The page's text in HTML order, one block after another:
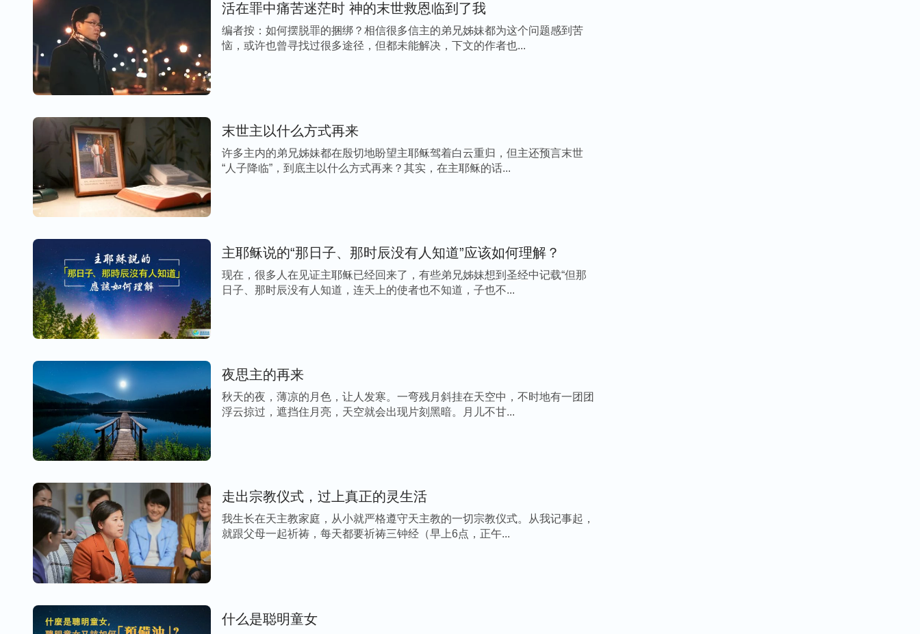
活在罪中痛苦迷茫时 神的末世救恩临到了我
编者按：如何摆脱罪的捆绑？相信很多信主的弟兄姊妹都为这个问题感到苦
恼，或许也曾寻找过很多途径，但都未能解决，下文的作者也...
末世主以什么方式再来
许多主内的弟兄姊妹都在殷切地盼望主耶稣驾着白云重归，但主还预言末世
“人子降临”，到底主以什么方式再来？其实，在主耶稣的话...
主耶稣说的“那日子、那时辰没有人知道”应该如何理解？
现在，很多人在见证主耶稣已经回来了，有些弟兄姊妹想到圣经中记载“但那
日子、那时辰没有人知道，连天上的使者也不知道，子也不...
夜思主的再来
秋天的夜，薄凉的月色，让人发寒。一弯残月斜挂在天空中，不时地有一团团
浮云掠过，遮挡住月亮，天空就会出现片刻黑暗。月儿不甘...
走出宗教仪式，过上真正的灵生活
我生长在天主教家庭，从小就严格遵守天主教的一切宗教仪式。从我记事起，
就跟父母一起祈祷，每天都要祈祷三钟经（早上6点，正午...
什么是聪明童女